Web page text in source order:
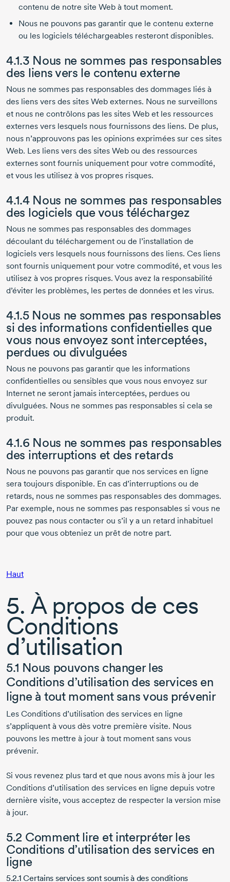
contenu de notre site Web à tout moment.
Nous ne pouvons pas garantir que le contenu externe
ou les logiciels téléchargeables resteront disponibles.
4.1.3 Nous ne sommes pas responsables
des liens vers le contenu externe
Nous ne sommes pas responsables des dommages liés à
des liens vers des sites Web externes. Nous ne surveillons
et nous ne contrôlons pas les sites Web et les ressources
externes vers lesquels nous fournissons des liens. De plus,
nous n’approuvons pas les opinions exprimées sur ces sites
Web. Les liens vers des sites Web ou des ressources
externes sont fournis uniquement pour votre commodité,
et vous les utilisez à vos propres risques.
4.1.4 Nous ne sommes pas responsables
des logiciels que vous téléchargez
Nous ne sommes pas responsables des dommages
découlant du téléchargement ou de l’installation de
logiciels vers lesquels nous fournissons des liens. Ces liens
sont fournis uniquement pour votre commodité, et vous les
utilisez à vos propres risques. Vous avez la responsabilité
d’éviter les problèmes, les pertes de données et les virus.
4.1.5 Nous ne sommes pas responsables
si des informations confidentielles que
vous nous envoyez sont interceptées,
perdues ou divulguées
Nous ne pouvons pas garantir que les informations
confidentielles ou sensibles que vous nous envoyez sur
Internet ne seront jamais interceptées, perdues ou
divulguées. Nous ne sommes pas responsables si cela se
produit.
4.1.6 Nous ne sommes pas responsables
des interruptions et des retards
Nous ne pouvons pas garantir que nos services en ligne
sera toujours disponible. En cas d’interruptions ou de
retards, nous ne sommes pas responsables des dommages.
Par exemple, nous ne sommes pas responsables si vous ne
pouvez pas nous contacter ou s’il y a un retard inhabituel
pour que vous obteniez un prêt de notre part.
Haut
5. À propos de ces
Conditions
d’utilisation
5.1 Nous pouvons changer les
Conditions d’utilisation des services en
ligne à tout moment sans vous prévenir
Les Conditions d’utilisation des services en ligne
s’appliquent à vous dès votre première visite. Nous
pouvons les mettre à jour à tout moment sans vous
prévenir.
Si vous revenez plus tard et que nous avons mis à jour les
Conditions d’utilisation des services en ligne depuis votre
dernière visite, vous acceptez de respecter la version mise
à jour.
5.2 Comment lire et interpréter les
Conditions d’utilisation des services en
ligne
5.2.1 Certains services sont soumis à des conditions